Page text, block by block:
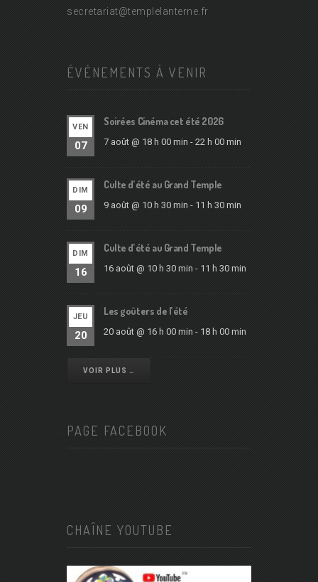
secretariat@templelanterne.fr
ÉVÉNEMENTS À VENIR
VEN
07
Soirées Cinéma cet été 2026
7 août @ 18 h 00 min - 22 h 00 min
DIM
09
Culte d’été au Grand Temple
9 août @ 10 h 30 min - 11 h 30 min
DIM
16
Culte d’été au Grand Temple
16 août @ 10 h 30 min - 11 h 30 min
JEU
20
Les goûters de l’été
20 août @ 16 h 00 min - 18 h 00 min
VOIR PLUS …
PAGE FACEBOOK
CHAÎNE YOUTUBE